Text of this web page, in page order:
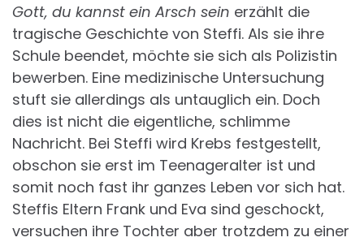
Gott, du kannst ein Arsch sein erzählt die
tragische Geschichte von Steffi. Als sie ihre
Schule beendet, möchte sie sich als Polizistin
bewerben. Eine medizinische Untersuchung
stuft sie allerdings als untauglich ein. Doch
dies ist nicht die eigentliche, schlimme
Nachricht. Bei Steffi wird Krebs festgestellt,
obschon sie erst im Teenageralter ist und
somit noch fast ihr ganzes Leben vor sich hat.
Steffis Eltern Frank und Eva sind geschockt,
versuchen ihre Tochter aber trotzdem zu einer